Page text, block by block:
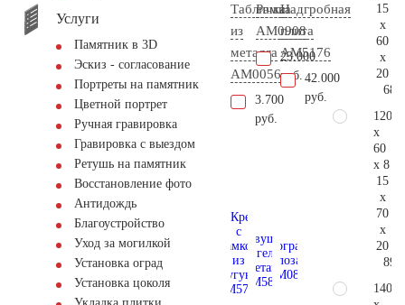
Услуги
Памятник в 3D
Эскиз - согласование
Портреты на памятник
Цветной портрет
Ручная гравировка
Гравировка с выездом
Ретушь на памятник
Восстановление фото
Антидождь
Благоустройство
Уход за могилкой
Установка оград
Установка цоколя
Табличка
из
металла
AM0056
3.700
руб.
Рамка
AM0908
23.000
руб.
Надгробная
плита
AM5176
42.000
руб.
15
x
60
x
20
120
x
60
x 8
15
x
70
x
20
140